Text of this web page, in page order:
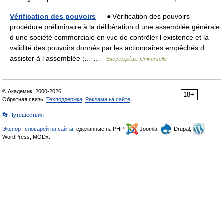
Vérification des pouvoirs — ● Vérification des pouvoirs
procédure préliminaire à la délibération d une assemblée générale
d une société commerciale en vue de contrôler l existence et la
validité des pouvoirs donnés par les actionnaires empêchés d
assister à l assemblée ;… …
Encyclopédie Universelle
18+
© Академик, 2000-2026
Обратная связь: Техподдержка Реклама на сайте
👣 Путешествия
Экспорт словарей на сайты , сделанные на PHP, Joomla,
Drupal,
WordPress, MODx.